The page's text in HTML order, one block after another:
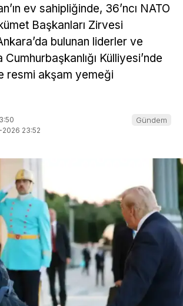
ev sahipliğinde, 36’ncı NATO
Başkanları Zirvesi
bulunan liderler ve
Külliyesi’nde
resmi akşam yemeği
23:52
Gündem